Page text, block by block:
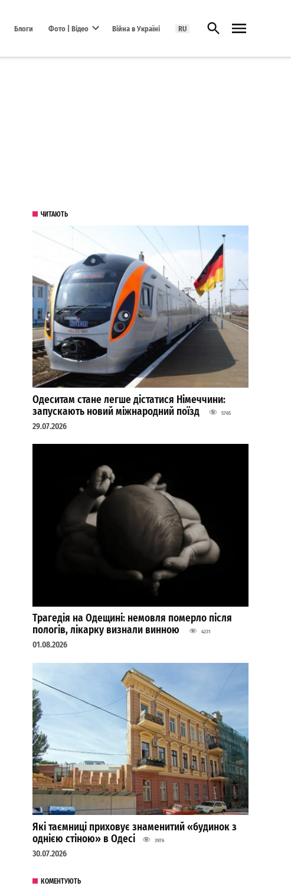
Блоги Фото | Відео Війна в Україні RU Відкрити пошук
ЧИТАЮТЬ
Одеситам стане легше дістатися Німеччини:
запускають новий міжнародний поїзд
5765
29.07.2026
Трагедія на Одещині: немовля померло після
пологів, лікарку визнали винною
4231
01.08.2026
Які таємниці приховує знаменитий «будинок з
однією стіною» в Одесі
3976
30.07.2026
КОМЕНТУЮТЬ